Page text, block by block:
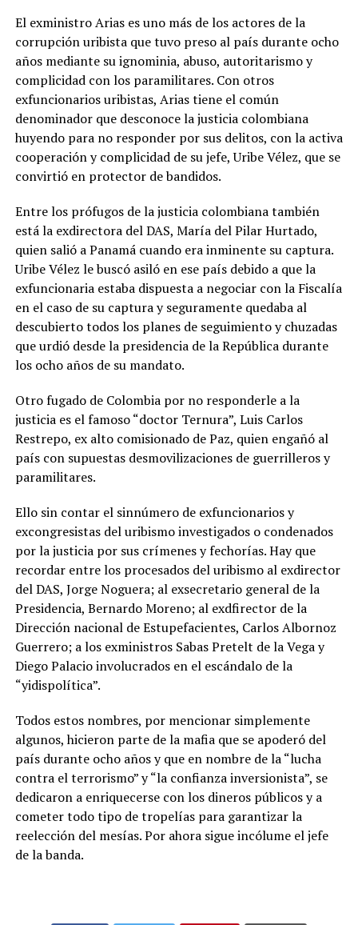
El exministro Arias es uno más de los actores de la
corrupción uribista que tuvo preso al país durante ocho
años mediante su ignominia, abuso, autoritarismo y
complicidad con los paramilitares. Con otros
exfuncionarios uribistas, Arias tiene el común
denominador que desconoce la justicia colombiana
huyendo para no responder por sus delitos, con la activa
cooperación y complicidad de su jefe, Uribe Vélez, que se
convirtió en protector de bandidos.
Entre los prófugos de la justicia colombiana también
está la exdirectora del DAS, María del Pilar Hurtado,
quien salió a Panamá cuando era inminente su captura.
Uribe Vélez le buscó asiló en ese país debido a que la
exfuncionaria estaba dispuesta a negociar con la Fiscalía
en el caso de su captura y seguramente quedaba al
descubierto todos los planes de seguimiento y chuzadas
que urdió desde la presidencia de la República durante
los ocho años de su mandato.
Otro fugado de Colombia por no responderle a la
justicia es el famoso “doctor Ternura”, Luis Carlos
Restrepo, ex alto comisionado de Paz, quien engañó al
país con supuestas desmovilizaciones de guerrilleros y
paramilitares.
Ello sin contar el sinnúmero de exfuncionarios y
excongresistas del uribismo investigados o condenados
por la justicia por sus crímenes y fechorías. Hay que
recordar entre los procesados del uribismo al exdirector
del DAS, Jorge Noguera; al exsecretario general de la
Presidencia, Bernardo Moreno; al exdfirector de la
Dirección nacional de Estupefacientes, Carlos Albornoz
Guerrero; a los exministros Sabas Pretelt de la Vega y
Diego Palacio involucrados en el escándalo de la
“yidispolítica”.
Todos estos nombres, por mencionar simplemente
algunos, hicieron parte de la mafia que se apoderó del
país durante ocho años y que en nombre de la “lucha
contra el terrorismo” y “la confianza inversionista”, se
dedicaron a enriquecerse con los dineros públicos y a
cometer todo tipo de tropelías para garantizar la
reelección del mesías. Por ahora sigue incólume el jefe
de la banda.